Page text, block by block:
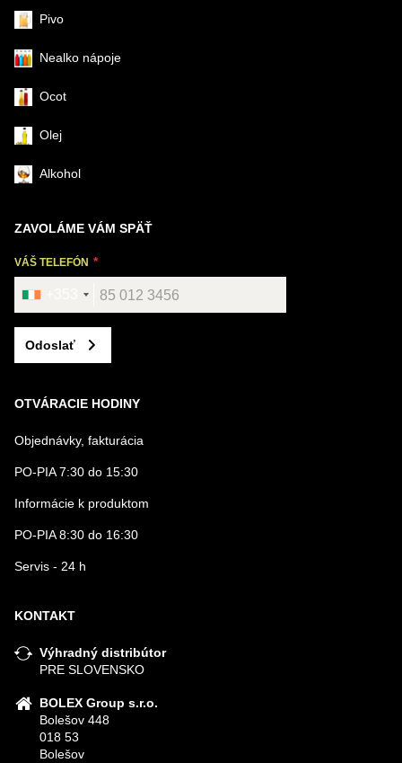
Pivo
Nealko nápoje
Ocot
Olej
Alkohol
ZAVOLÁME VÁM SPÄŤ
VÁŠ TELEFÓN
Odoslať
OTVÁRACIE HODINY
Objednávky, fakturácia
PO-PIA 7:30 do 15:30
Informácie k produktom
PO-PIA 8:30 do 16:30
Servis - 24 h
KONTAKT
Výhradný distribútor
PRE SLOVENSKO
BOLEX Group s.r.o.
Bolešov 448
018 53
Bolešov